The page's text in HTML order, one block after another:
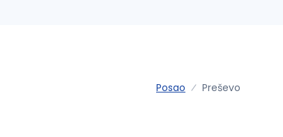
Posao Preševo